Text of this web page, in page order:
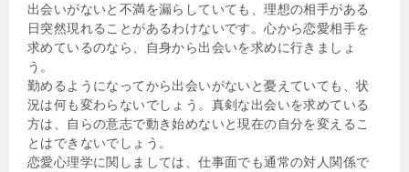
出会いがないと不満を漏らしていても、理想の相手がある
日突然現れることがあるわけないです。心から恋愛相手を
求めているのなら、自身から出会いを求めに行きましょ
う。
勤めるようになってから出会いがないと憂えていても、状
況は何も変わらないでしょう。真剣な出会いを求めている
方は、自らの意志で動き始めないと現在の自分を変えるこ
とはできないでしょう。
恋愛心理学に関しましては、仕事面でも通常の対人関係で